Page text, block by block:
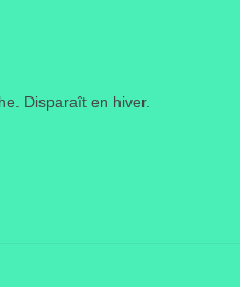
Disparaît en hiver.